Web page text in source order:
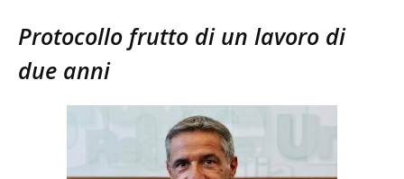
Protocollo frutto di un lavoro di
due anni